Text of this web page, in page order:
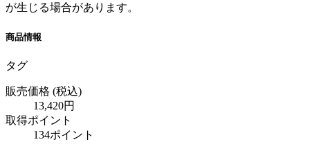
が生じる場合があります。
商品情報
タグ
販売価格 (税込)
13,420円
取得ポイント
134ポイント